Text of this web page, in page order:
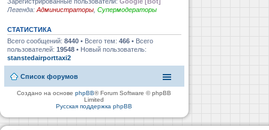
Легенда: Администраторы Супермодераторы
СТАТИСТИКА
Всего сообщений: 8440 • Всего тем: 466 • Всего
пользователей: 19548 • Новый пользователь:
stanstedairporttaxi2
Список форумов
Создано на основеphpBB® Forum Software © phpBB
Limited
Русская поддержка phpBB